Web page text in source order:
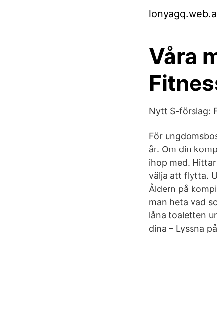
Våra
Nytt S-förslag:
För
år. Om din
ihop med.
välja att flytta.
Åldern på
man heta vad
låna toaletten
dina – Lyssna